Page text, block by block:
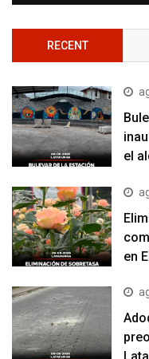
RECENT
el
en